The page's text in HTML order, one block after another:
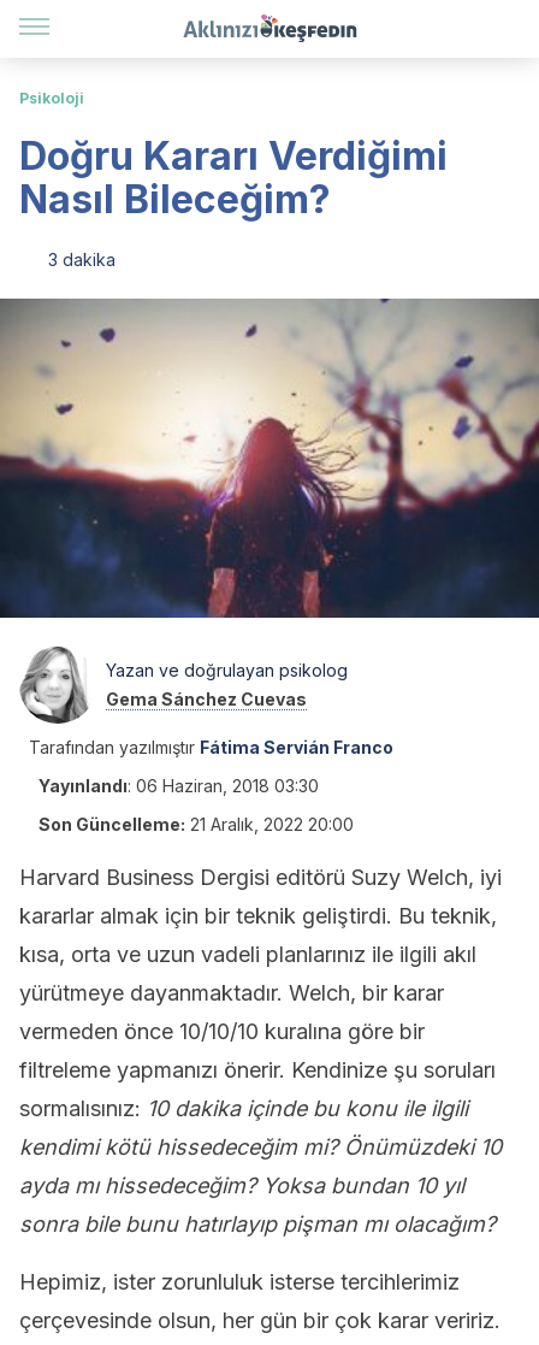
Psikoloji
Doğru Kararı Verdiğimi
Nasıl Bileceğim?
3 dakika
Yazan ve doğrulayan psikolog
Gema Sánchez Cuevas
Tarafından yazılmıştır Fátima Servián Franco
Yayınlandı: 06 Haziran, 2018 03:30
Son Güncelleme: 21 Aralık, 2022 20:00
Harvard Business Dergisi editörü Suzy Welch, iyi
kararlar almak için bir teknik geliştirdi. Bu teknik,
kısa, orta ve uzun vadeli planlarınız ile ilgili akıl
yürütmeye dayanmaktadır. Welch, bir karar
vermeden önce 10/10/10 kuralına göre bir
filtreleme yapmanızı önerir. Kendinize şu soruları
sormalısınız: 10 dakika içinde bu konu ile ilgili
kendimi kötü hissedeceğim mi? Önümüzdeki 10
ayda mı hissedeceğim? Yoksa bundan 10 yıl
sonra bile bunu hatırlayıp pişman mı olacağım?
Hepimiz, ister zorunluluk isterse tercihlerimiz
çerçevesinde olsun, her gün bir çok karar veririz.